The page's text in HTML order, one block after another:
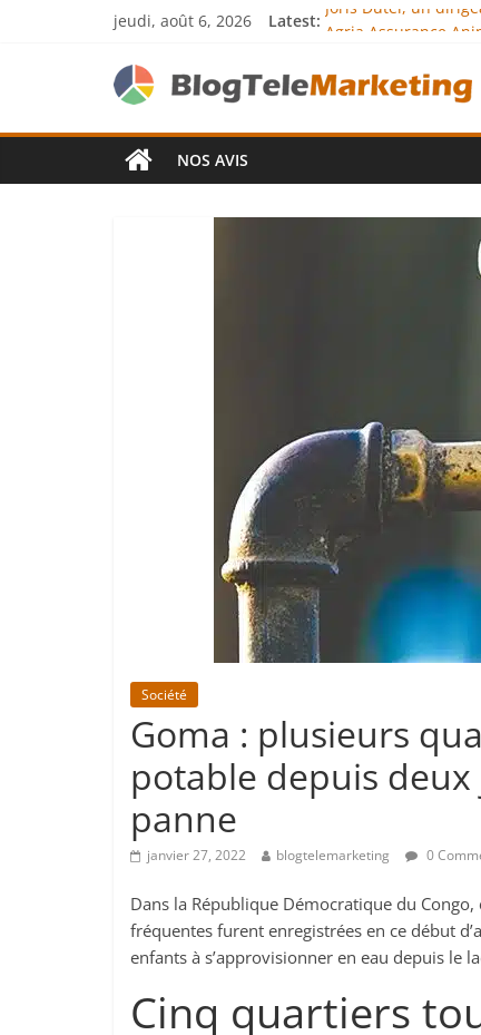
jeudi, août 6, 2026 Latest: Joris Dutel, un
JCA Academy :
Denis Bouclon : la
NOS AVIS
Société
Goma : plusieurs
potable depuis deux
panne
janvier 27, 2022 blogtelemarketing 0
Dans la République Démocratique du
fréquentes furent enregistrées en ce début
enfants à s’approvisionner en eau depuis le
Cinq quartiers